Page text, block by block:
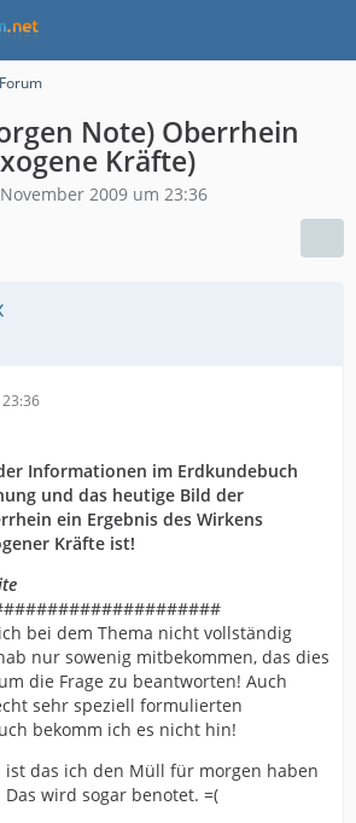
Note) Oberrhein
Kräfte)
2009 um 23:36
Informationen im Erdkundebuch
und das heutige Bild der
ein Ergebnis des Wirkens
Kräfte ist!
bei dem Thema nicht vollständig
nur sowenig mitbekommen, das dies
die Frage zu beantworten! Auch
sehr speziell formulierten
bekomm ich es nicht hin!
ist das ich den Müll für morgen haben
wird sogar benotet. =(